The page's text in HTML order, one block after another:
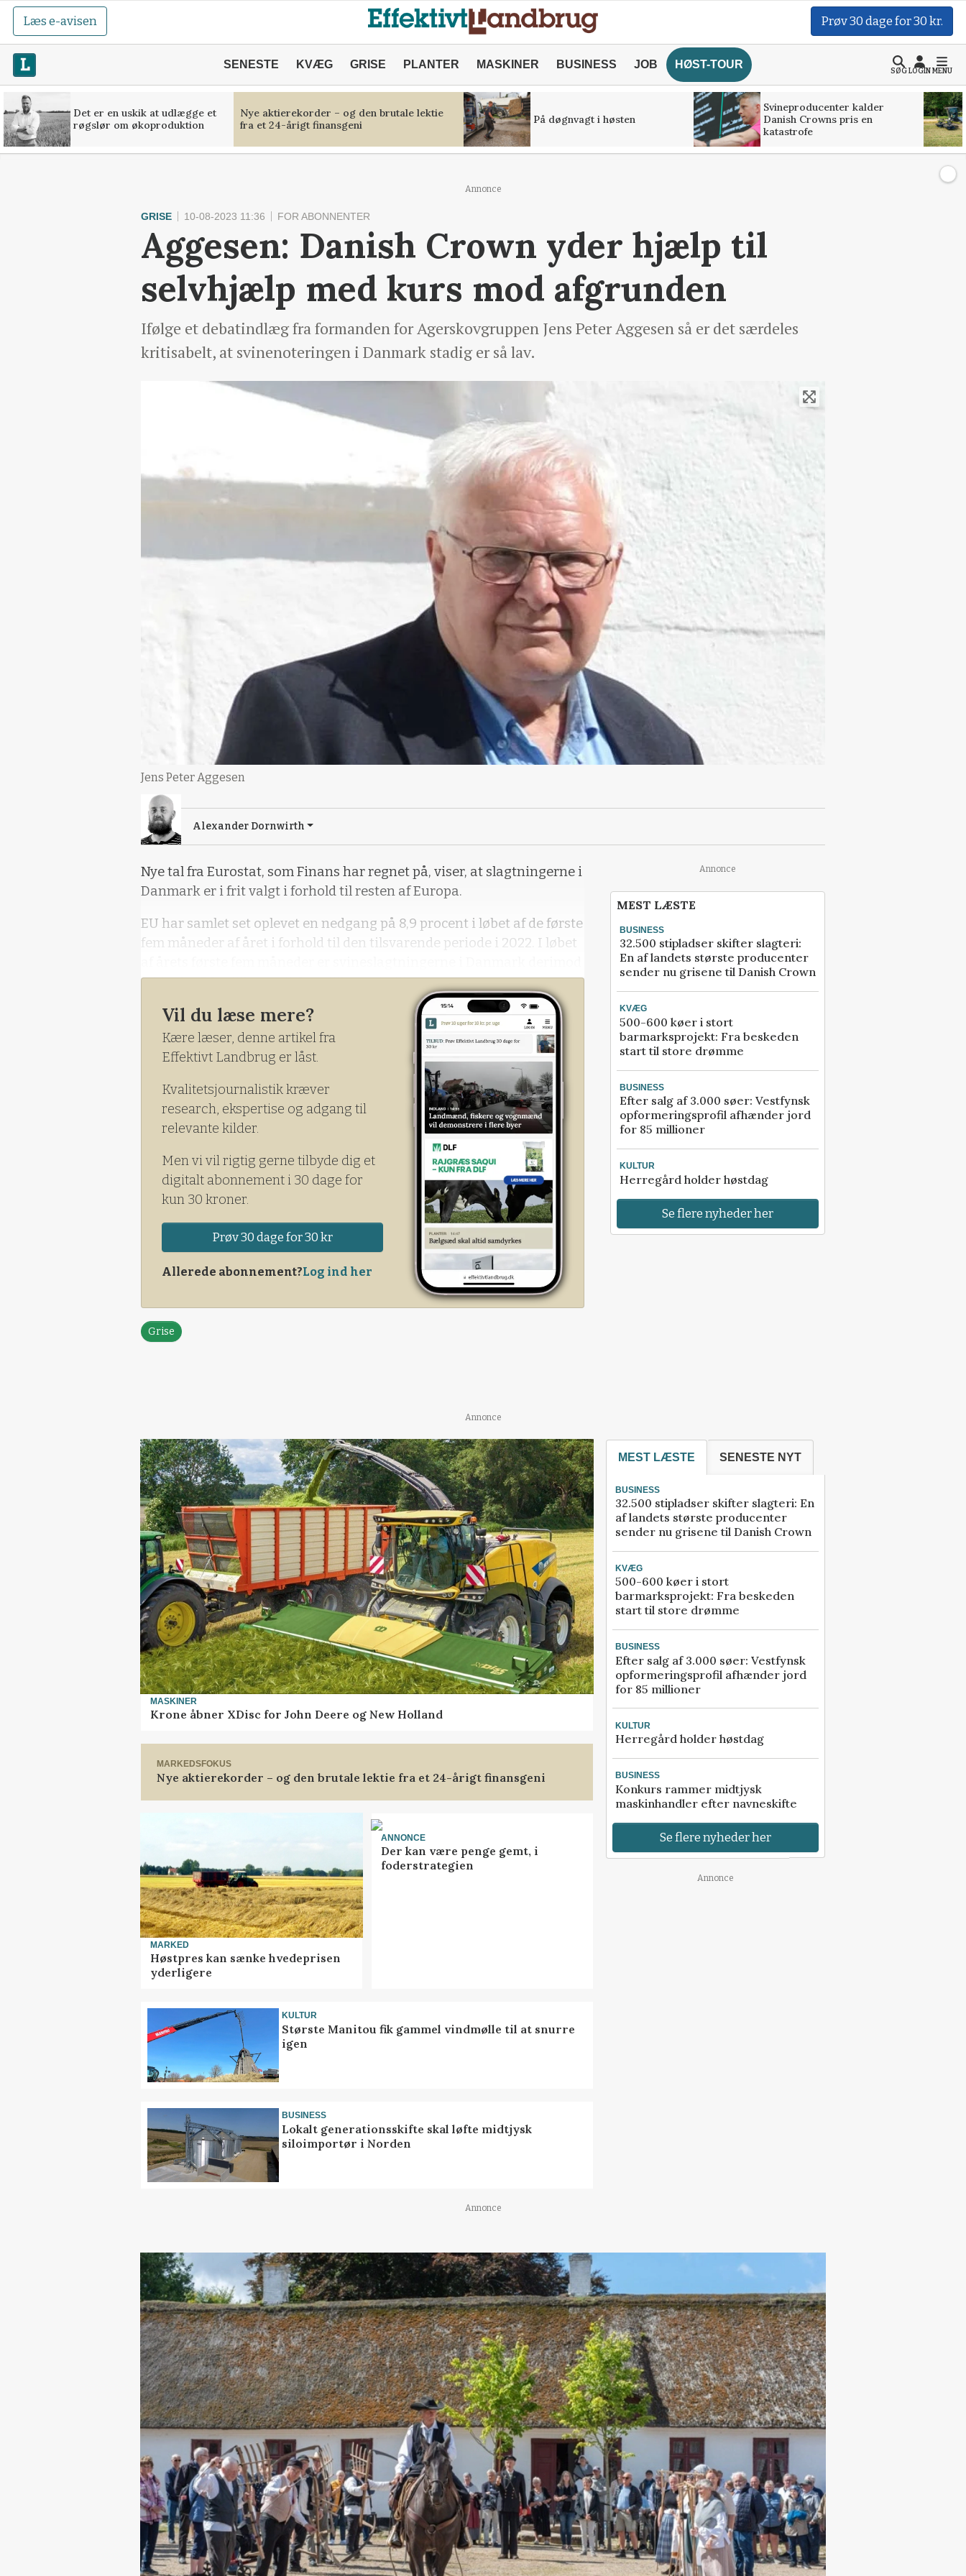
Læs e-avisen Prøv 30 dage for 30 kr.
SENESTE KVÆG GRISE PLANTER MASKINER BUSINESS JOB HØST-TOUR
SØGLOGINMENU
Det er en uskik at udlægge et
røgslør om økoproduktion
Nye aktierekorder – og den brutale lektie
fra et 24-årigt finansgeni
På døgnvagt i høsten
Svineproducenter kalder
Danish Crowns pris en
katastrofe
Annonce
GRISE 10-08-2023 11:36 FOR ABONNENTER
Aggesen: Danish Crown yder hjælp til
selvhjælp med kurs mod afgrunden
Ifølge et debatindlæg fra formanden for Agerskovgruppen Jens Peter Aggesen så er det særdeles
kritisabelt, at svinenoteringen i Danmark stadig er så lav.
Jens Peter Aggesen
Alexander Dornwirth
Nye tal fra Eurostat, som Finans har regnet på, viser, at slagtningerne i
Danmark er i frit valgt i forhold til resten af Europa.
EU har samlet set oplevet en nedgang på 8,9 procent i løbet af de første
fem måneder af året i forhold til den tilsvarende periode i 2022. I løbet
faldet fra 7,8 millioner til 6,4 millioner, hvilket repræsenterer en
Vil du læse mere?
Kære læser, denne artikel fra
Effektivt Landbrug er låst.
Kvalitetsjournalistik kræver
research, ekspertise og adgang til
relevante kilder.
Men vi vil rigtig gerne tilbyde dig et
digitalt abonnement i 30 dage for
kun 30 kroner.
Prøv 30 dage for 30 kr
Allerede abonnement?Log ind her
Grise
Annonce
MEST LÆSTE
BUSINESS
32.500 stipladser skifter slagteri:
En af landets største producenter
sender nu grisene til Danish Crown
KVÆG
500-600 køer i stort
barmarksprojekt: Fra beskeden
start til store drømme
BUSINESS
Efter salg af 3.000 søer: Vestfynsk
opformeringsprofil afhænder jord
for 85 millioner
KULTUR
Herregård holder høstdag
Se flere nyheder her
Annonce
MASKINER
Krone åbner XDisc for John Deere og New Holland
MARKEDSFOKUS
Nye aktierekorder – og den brutale lektie fra et 24-årigt finansgeni
MARKED
Høstpres kan sænke hvedeprisen
yderligere
ANNONCE
Der kan være penge gemt, i
foderstrategien
KULTUR
Største Manitou fik gammel vindmølle til at snurre
igen
BUSINESS
Lokalt generationsskifte skal løfte midtjysk
siloimportør i Norden
MEST LÆSTE SENESTE NYT
BUSINESS
32.500 stipladser skifter slagteri: En
af landets største producenter
sender nu grisene til Danish Crown
KVÆG
500-600 køer i stort
barmarksprojekt: Fra beskeden
start til store drømme
BUSINESS
Efter salg af 3.000 søer: Vestfynsk
opformeringsprofil afhænder jord
for 85 millioner
KULTUR
Herregård holder høstdag
BUSINESS
Konkurs rammer midtjysk
maskinhandler efter navneskifte
Se flere nyheder her
Annonce
Annonce